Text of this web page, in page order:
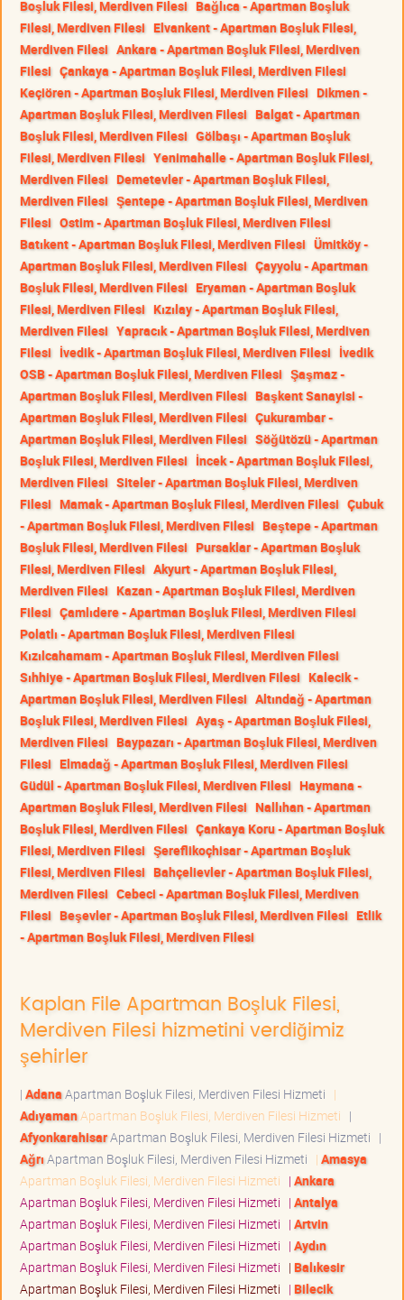
Boşluk Filesi, Merdiven Filesi Bağlıca - Apartman Boşluk
Filesi, Merdiven Filesi Elvankent - Apartman Boşluk Filesi,
Merdiven Filesi Ankara - Apartman Boşluk Filesi, Merdiven
Filesi Çankaya - Apartman Boşluk Filesi, Merdiven Filesi
Keçiören - Apartman Boşluk Filesi, Merdiven Filesi Dikmen -
Apartman Boşluk Filesi, Merdiven Filesi Balgat - Apartman
Boşluk Filesi, Merdiven Filesi Gölbaşı - Apartman Boşluk
Filesi, Merdiven Filesi Yenimahalle - Apartman Boşluk Filesi,
Merdiven Filesi Demetevler - Apartman Boşluk Filesi,
Merdiven Filesi Şentepe - Apartman Boşluk Filesi, Merdiven
Filesi Ostim - Apartman Boşluk Filesi, Merdiven Filesi
Batıkent - Apartman Boşluk Filesi, Merdiven Filesi Ümitköy -
Apartman Boşluk Filesi, Merdiven Filesi Çayyolu - Apartman
Boşluk Filesi, Merdiven Filesi Eryaman - Apartman Boşluk
Filesi, Merdiven Filesi Kızılay - Apartman Boşluk Filesi,
Merdiven Filesi Yapracık - Apartman Boşluk Filesi, Merdiven
Filesi İvedik - Apartman Boşluk Filesi, Merdiven Filesi İvedik
OSB - Apartman Boşluk Filesi, Merdiven Filesi Şaşmaz -
Apartman Boşluk Filesi, Merdiven Filesi Başkent Sanayisi -
Apartman Boşluk Filesi, Merdiven Filesi Çukurambar -
Apartman Boşluk Filesi, Merdiven Filesi Söğütözü - Apartman
Boşluk Filesi, Merdiven Filesi İncek - Apartman Boşluk Filesi,
Merdiven Filesi Siteler - Apartman Boşluk Filesi, Merdiven
Filesi Mamak - Apartman Boşluk Filesi, Merdiven Filesi Çubuk
- Apartman Boşluk Filesi, Merdiven Filesi Beştepe - Apartman
Boşluk Filesi, Merdiven Filesi Pursaklar - Apartman Boşluk
Filesi, Merdiven Filesi Akyurt - Apartman Boşluk Filesi,
Merdiven Filesi Kazan - Apartman Boşluk Filesi, Merdiven
Filesi Çamlıdere - Apartman Boşluk Filesi, Merdiven Filesi
Polatlı - Apartman Boşluk Filesi, Merdiven Filesi
Kızılcahamam - Apartman Boşluk Filesi, Merdiven Filesi
Sıhhiye - Apartman Boşluk Filesi, Merdiven Filesi Kalecik -
Apartman Boşluk Filesi, Merdiven Filesi Altındağ - Apartman
Boşluk Filesi, Merdiven Filesi Ayaş - Apartman Boşluk Filesi,
Merdiven Filesi Baypazarı - Apartman Boşluk Filesi, Merdiven
Filesi Elmadağ - Apartman Boşluk Filesi, Merdiven Filesi
Güdül - Apartman Boşluk Filesi, Merdiven Filesi Haymana -
Apartman Boşluk Filesi, Merdiven Filesi Nallıhan - Apartman
Boşluk Filesi, Merdiven Filesi Çankaya Koru - Apartman Boşluk
Filesi, Merdiven Filesi Şereflikoçhisar - Apartman Boşluk
Filesi, Merdiven Filesi Bahçelievler - Apartman Boşluk Filesi,
Merdiven Filesi Cebeci - Apartman Boşluk Filesi, Merdiven
Filesi Beşevler - Apartman Boşluk Filesi, Merdiven Filesi Etlik
- Apartman Boşluk Filesi, Merdiven Filesi
Kaplan File Apartman Boşluk Filesi,
Merdiven Filesi hizmetini verdiğimiz
şehirler
| AdanaApartman Boşluk Filesi, Merdiven Filesi Hizmeti |
AdıyamanApartman Boşluk Filesi, Merdiven Filesi Hizmeti |
AfyonkarahisarApartman Boşluk Filesi, Merdiven Filesi Hizmeti |
AğrıApartman Boşluk Filesi, Merdiven Filesi Hizmeti | Amasya
Apartman Boşluk Filesi, Merdiven Filesi Hizmeti | Ankara
Apartman Boşluk Filesi, Merdiven Filesi Hizmeti | Antalya
Apartman Boşluk Filesi, Merdiven Filesi Hizmeti | Artvin
Apartman Boşluk Filesi, Merdiven Filesi Hizmeti | Aydın
Apartman Boşluk Filesi, Merdiven Filesi Hizmeti | Balıkesir
Apartman Boşluk Filesi, Merdiven Filesi Hizmeti | Bilecik